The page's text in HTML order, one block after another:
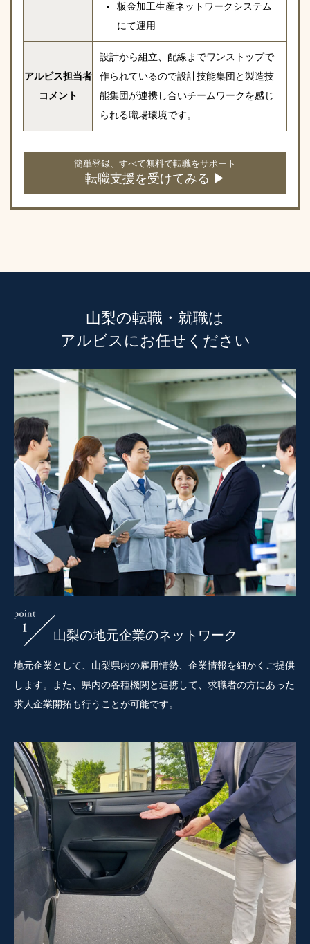
板金加工生産ネットワークシステム
にて運用
アルビス担当者
コメント
設計から組立、配線までワンストップで
作られているので設計技能集団と製造技
能集団が連携し合いチームワークを感じ
られる職場環境です。
簡単登録、すべて無料で転職をサポート
転職支援を受けてみる ▶
山梨の転職・就職は
アルビスにお任せください
山梨の地元企業のネットワーク
地元企業として、山梨県内の雇用情勢、企業情報を細かくご提供
します。また、県内の各種機関と連携して、求職者の方にあった
求人企業開拓も行うことが可能です。